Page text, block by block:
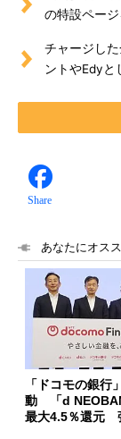
の特設ペー
チャージし
ントやEdyと
Share
あなたにオス
「ドコモの銀行
動 「d
最大4.5％還元